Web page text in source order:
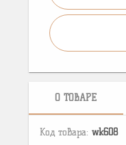
О ТОВАРЕ
Код товара: wk608